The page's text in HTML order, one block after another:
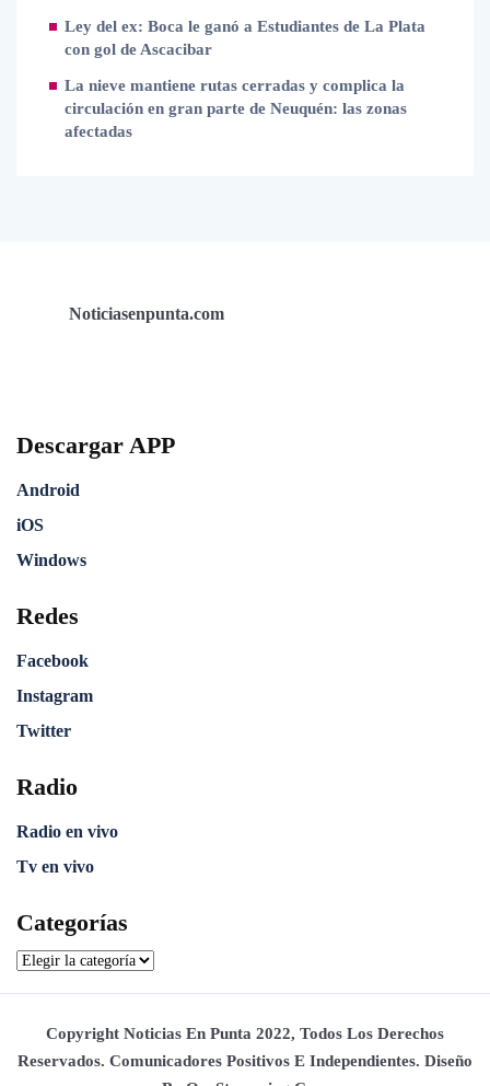
Ley del ex: Boca le ganó a Estudiantes de La Plata
con gol de Ascacibar
La nieve mantiene rutas cerradas y complica la
circulación en gran parte de Neuquén: las zonas
afectadas
Noticiasenpunta.com
Descargar APP
Android
iOS
Windows
Redes
Facebook
Instagram
Twitter
Radio
Radio en vivo
Tv en vivo
Categorías
Copyright Noticias En Punta 2022, Todos Los Derechos
Reservados. Comunicadores Positivos E Independientes. Diseño